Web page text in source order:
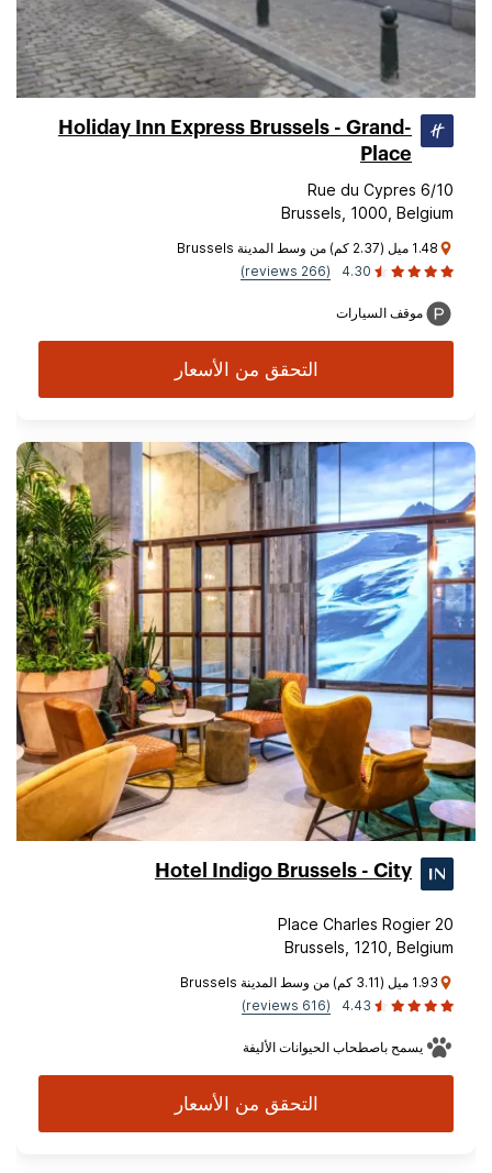
Holiday Inn Express Brussels - Grand-
Place
Rue du Cypres 6/10
Brussels, 1000, Belgium
1.48 ميل (2.37 كم) من وسط المدينة Brussels
4.30
(266 reviews)
موقف السيارات
التحقق من الأسعار
Hotel Indigo Brussels - City
Place Charles Rogier 20
Brussels, 1210, Belgium
1.93 ميل (3.11 كم) من وسط المدينة Brussels
4.43
(616 reviews)
يسمح باصطحاب الحيوانات الأليفة
التحقق من الأسعار